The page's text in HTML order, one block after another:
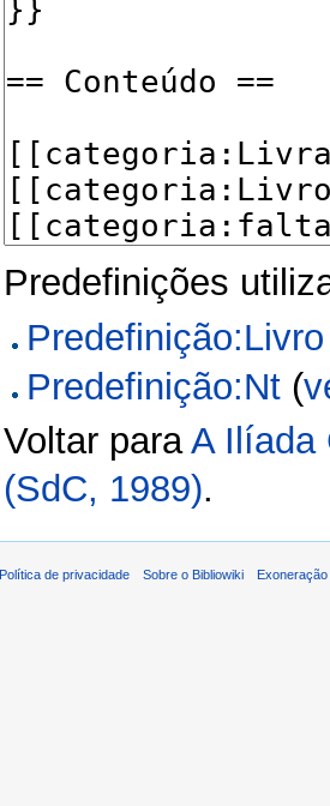
Predefinições
Predefinição:Livro
Predefinição:Nt (
Voltar paraA Ilíada
(SdC, 1989).
Política de privacidade Sobre o Bibliowiki